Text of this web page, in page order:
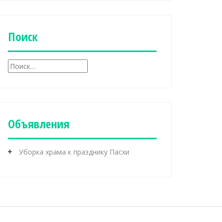
к
иПоиск
Н
а
Объявления
Уборка храма к празднику Пасхи